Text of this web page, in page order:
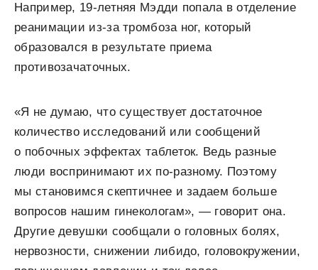
Например, 19-летняя Мэдди попала в отделение
реанимации из-за тромбоза ног, который
образовался в результате приема
противозачаточных.
«Я не думаю, что существует достаточное
количество исследований или сообщений
о побочных эффектах таблеток. Ведь разные
люди воспринимают их по-разному. Поэтому
мы становимся скептичнее и задаем больше
вопросов нашим гинекологам», — говорит она.
Другие девушки сообщали о головных болях,
нервозности, снижении либидо, головокружении,